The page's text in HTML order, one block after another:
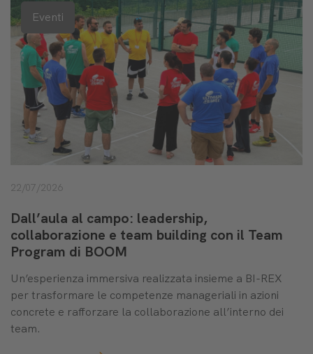
Eventi
22/07/2026
Dall’aula al campo: leadership,
collaborazione e team building con il Team
Program di BOOM
Un’esperienza immersiva realizzata insieme a BI-REX
per trasformare le competenze manageriali in azioni
concrete e rafforzare la collaborazione all’interno dei
team.